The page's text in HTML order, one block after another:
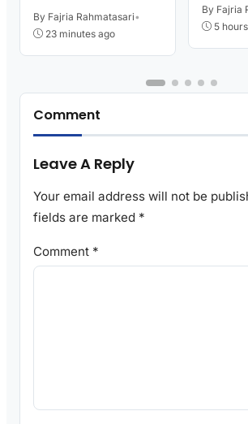
Kutoarjo
By Fajria Rahmatasari•
23 minutes ago
Tulang,
Damkar
By Fajria
5
Comment
Leave A Reply
Your email address will not be
fields are marked *
Comment *